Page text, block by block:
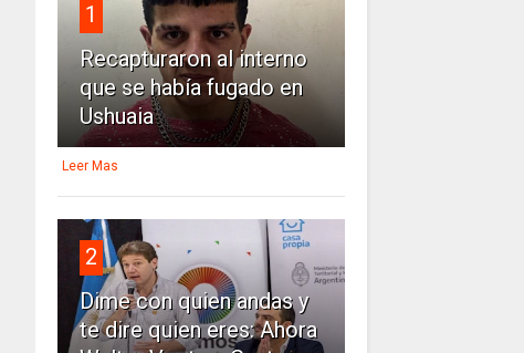
1
Recapturaron al interno
que se había fugado en
Ushuaia
Leer Mas
2
Dime con quien andas y
te dire quien eres: Ahora